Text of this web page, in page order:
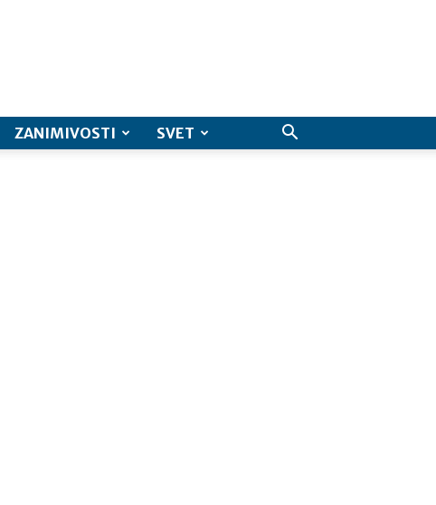
ZANIMIVOSTI SVET